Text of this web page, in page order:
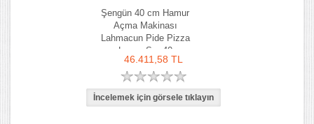
Şengün 40 cm Hamur
Açma Makinası
Lahmacun Pide Pizza
Lavaş Sm-40
46.411,58 TL